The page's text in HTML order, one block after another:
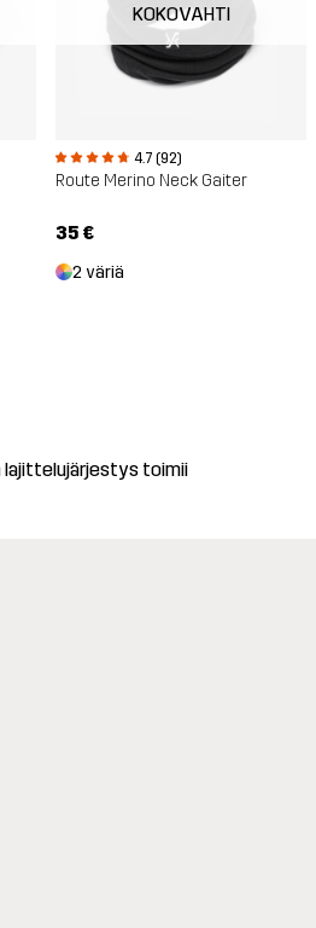
KOKOVAHTI
4.7 (92)
Route Merino Neck Gaiter
35 €
2 väriä
lajittelujärjestys toimii